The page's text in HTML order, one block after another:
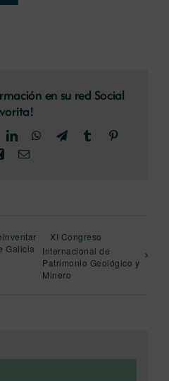
en su red Social
LinkedInWhatsApp
TelegramTumblr
XingCorreo
Galicia
XI Congreso
Internacional de
Patrimonio Geológico y
Minero